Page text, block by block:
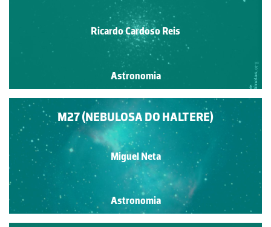
Ricardo Cardoso Reis
Astronomia
M27 (NEBULOSA DO HALTERE)
Miguel Neta
Astronomia